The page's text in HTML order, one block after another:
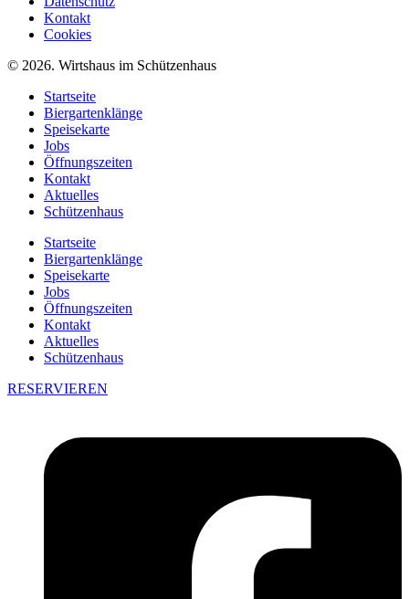
Kontakt
Cookies
© 2026. Wirtshaus im Schützenhaus
Startseite
Biergartenklänge
Speisekarte
Jobs
Öffnungszeiten
Kontakt
Aktuelles
Schützenhaus
Startseite
Biergartenklänge
Speisekarte
Jobs
Öffnungszeiten
Kontakt
Aktuelles
Schützenhaus
RESERVIEREN